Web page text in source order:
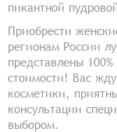
пикантной
Приобрести
регионам России
представлены
стоимости! Вас
косметики,
консультации
выбором.